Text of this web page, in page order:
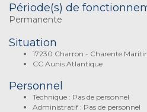
Période(s) de
Permanente
Situation
17230 Charron - Charente
CC Aunis Atlantique
Personnel
Technique : Pas de personnel
Administratif : Pas de personnel